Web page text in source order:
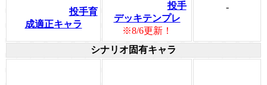
投手育
成適正キャラ
投手
デッキテンプレ
※8/6更新！
-
シナリオ固有キャラ